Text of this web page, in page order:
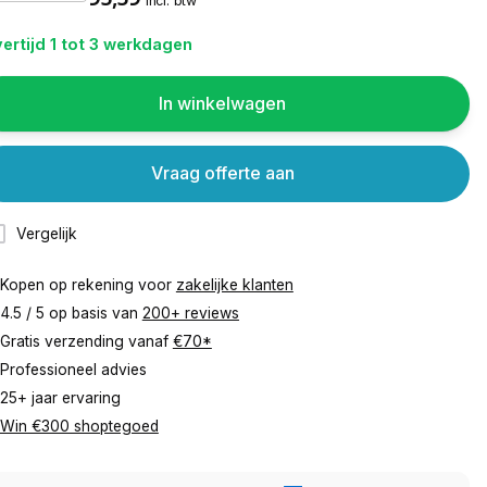
1 tot 3 werkdagen
In winkelwagen
Vergelijk
Vraag offerte aan
Kopen op rekening voor zakelijke klanten
4.5 / 5 op basis van 200+ reviews
Gratis verzending vanaf €70*
Professioneel advies
25+ jaar ervaring
Win €300 shoptegoed